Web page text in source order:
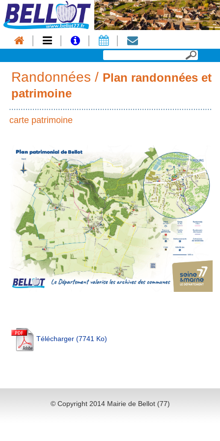
Randonnées / Plan randonnées et
patrimoine
carte patrimoine
Télécharger (7741 Ko)
© Copyright 2014 Mairie de Bellot (77)